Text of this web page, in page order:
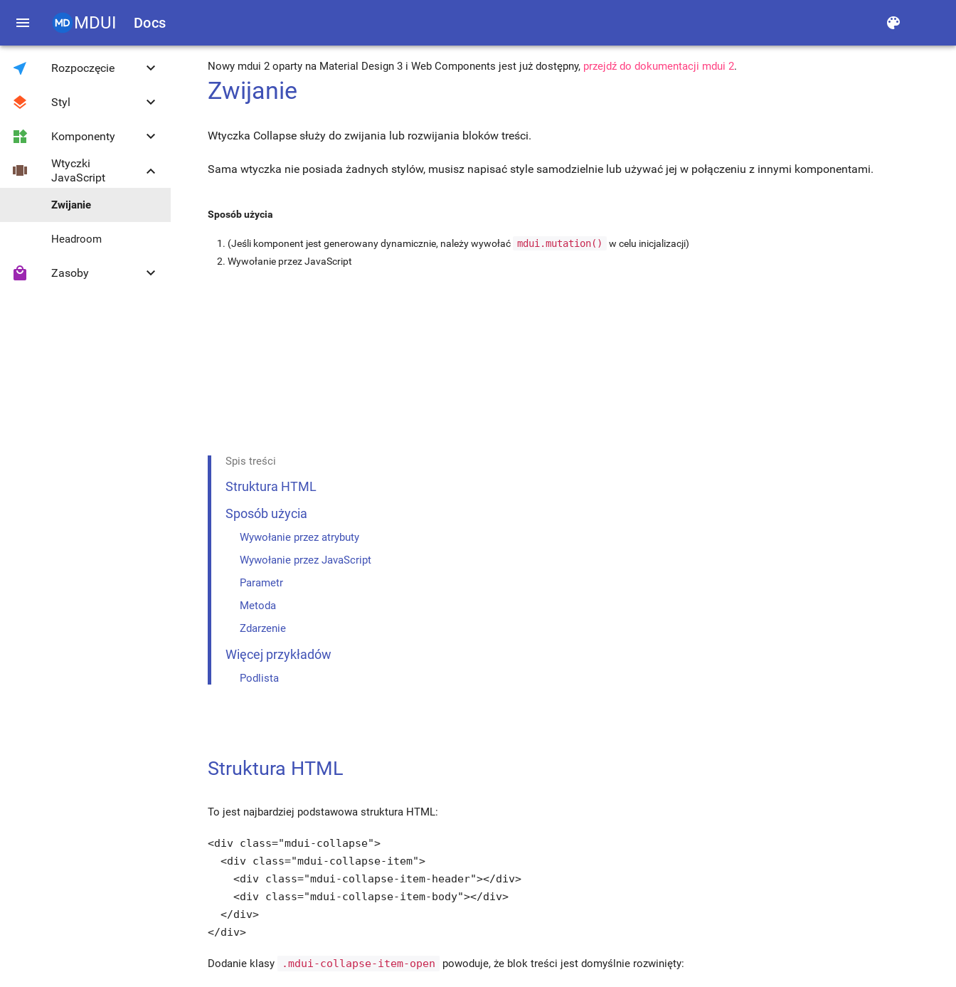
menu MDUI Docs color_lens
near_me Rozpoczęcie keyboard_arrow_down
Wprowadzenie
Pobieranie
Kompatybilność
Biblioteka JavaScript
Metody globalne
Migracja z 0.4.3 do
1.0.0
layers Styl keyboard_arrow_down
Kolor i motyw
Czcionka Roboto
Układ siatki
Typografia
Ikony
widgets Komponenty keyboard_arrow_down
Efekt ripple
Przycisk
Pływający przycisk
akcji
Lista wyboru
view_carousel
Wtyczki
JavaScript
keyboard_arrow_down
Zwijanie
Headroom
local_mall Zasoby keyboard_arrow_down
Nowy mdui 2 oparty na Material Design 3 i Web Components jest już dostępny, przejdź do dokumentacji mdui 2.
Zwijanie
Wtyczka Collapse służy do zwijania lub rozwijania bloków treści.
Sama wtyczka nie posiada żadnych stylów, musisz napisać style samodzielnie lub używać jej w połączeniu z innymi komponentami.
Sposób użycia
(Jeśli komponent jest generowany dynamicznie, należy wywołać mdui.mutation()
w celu inicjalizacji)
Wywołanie przez JavaScript
Spis treści
Struktura HTML
Sposób użycia
Wywołanie przez atrybuty
Wywołanie przez JavaScript
Parametr
Metoda
Zdarzenie
Więcej przykładów
Podlista
Struktura HTML
To jest najbardziej podstawowa struktura HTML:
<div class="mdui-collapse">
  <div class="mdui-collapse-item">
    <div class="mdui-collapse-item-header"></div>
    <div class="mdui-collapse-item-body"></div>
  </div>
</div>
Dodanie klasy .mdui-collapse-item-open powoduje, że blok treści jest domyślnie rozwinięty: